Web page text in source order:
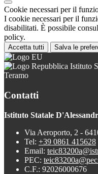
Cookie necessari per il
I cookie necessari per il
disabilitati. È possibile
policy.
Accetta tutti Salva le
Istituto
Teramo
Contatti
Istituto Statale
Via Aeroporto, 2 -
Tel: +39 0861 415628
Email:
PEC:
C.F.: 92026000676